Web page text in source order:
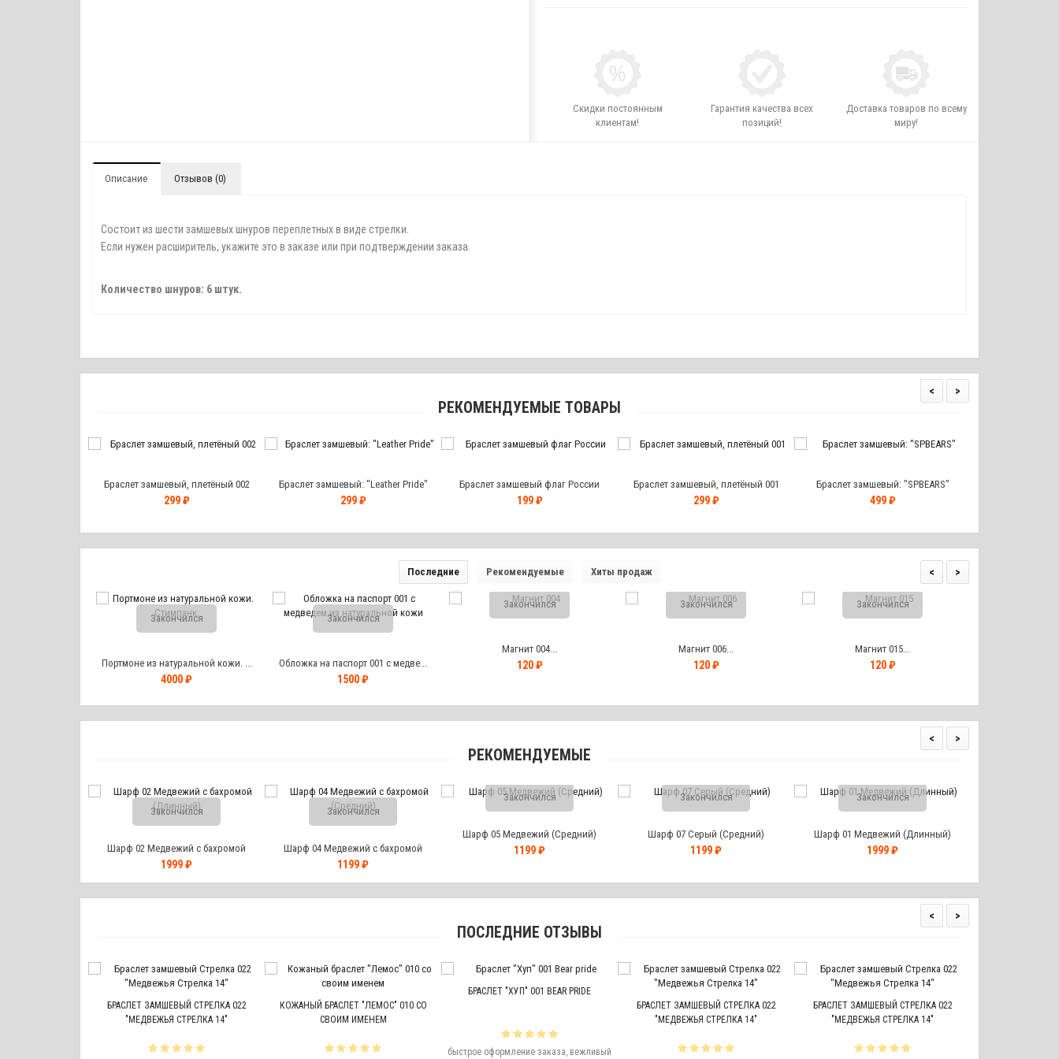
Скидки постоянным
клиентам!
Гарантия качества всех
позиций!
Доставка товаров по всему
миру!
Описание Отзывов (0)
Состоит из шести замшевых шнуров переплетных в виде стрелки.
Если нужен расширитель, укажите это в заказе или при подтверждении заказа.
Количество шнуров: 6 штук.
РЕКОМЕНДУЕМЫЕ ТОВАРЫ
Браслет замшевый, плетёный 002
299 ₽
Браслет замшевый: "Leather Pride"
299 ₽
Браслет замшевый флаг России
199 ₽
Браслет замшевый, плетёный 001
299 ₽
Браслет замшевый: "SPBEARS"
499 ₽
< >
Последние Рекомендуемые Хиты продаж
Закончился
Портмоне из натуральной кожи. ...
4000 ₽
Закончился
Обложка на паспорт 001 с медве...
1500 ₽
Закончился
Магнит 004...
120 ₽
Закончился
Магнит 006...
120 ₽
Закончился
Магнит 015...
120 ₽
< >
РЕКОМЕНДУЕМЫЕ
Закончился
Шарф 02 Медвежий с бахромой
(Длинный)
1999 ₽
Закончился
Шарф 04 Медвежий с бахромой
(Средний)
1199 ₽
Закончился
Шарф 05 Медвежий (Средний)
1199 ₽
Закончился
Шарф 07 Серый (Средний)
1199 ₽
Закончился
Шарф 01 Медвежий (Длинный)
1999 ₽
< >
ПОСЛЕДНИЕ ОТЗЫВЫ
БРАСЛЕТ ЗАМШЕВЫЙ СТРЕЛКА 022
"МЕДВЕЖЬЯ СТРЕЛКА 14"
КОЖАНЫЙ БРАСЛЕТ "ЛЕМОС" 010 СО
СВОИМ ИМЕНЕМ
БРАСЛЕТ "ХУП" 001 BEAR PRIDE
быстрое оформление заказа, вежливый
БРАСЛЕТ ЗАМШЕВЫЙ СТРЕЛКА 022
"МЕДВЕЖЬЯ СТРЕЛКА 14"
БРАСЛЕТ ЗАМШЕВЫЙ СТРЕЛКА 022
"МЕДВЕЖЬЯ СТРЕЛКА 14"
< >